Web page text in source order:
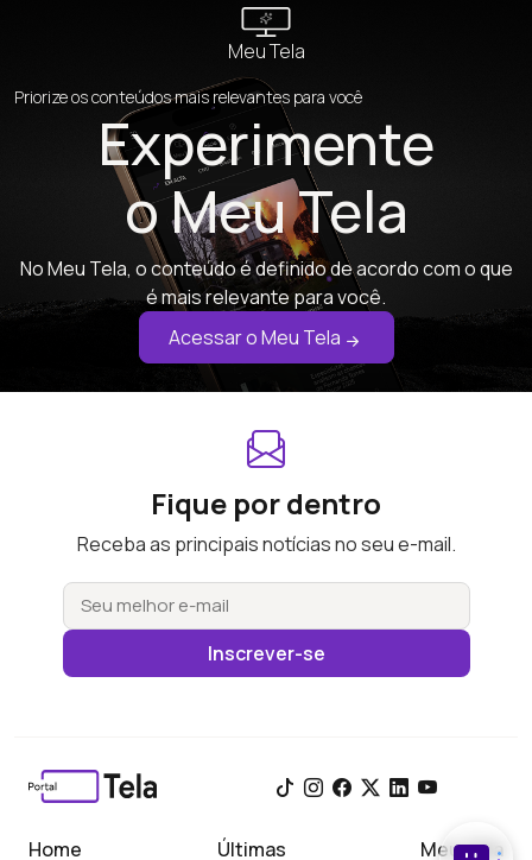
Meu Tela
Priorize os conteúdos mais relevantes para você
Experimente
o Meu Tela
No Meu Tela, o conteúdo é definido de acordo com o que
é mais relevante para você.
Acessar o Meu Tela
Fique por dentro
Receba as principais notícias no seu e-mail.
Inscrever-se
Home Últimas Meu Tela